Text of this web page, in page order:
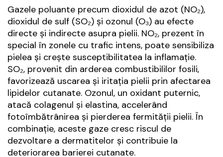
Gazele poluante precum dioxidul de azot (NO₂),
dioxidul de sulf (SO₂) și ozonul (O₃) au efecte
directe și indirecte asupra pielii. NO₂, prezent în
special în zonele cu trafic intens, poate sensibiliza
pielea și crește susceptibilitatea la inflamație.
SO₂, provenit din arderea combustibililor fosili,
favorizează uscarea și iritația pielii prin afectarea
lipidelor cutanate. Ozonul, un oxidant puternic,
atacă colagenul și elastina, accelerând
fotoîmbătrânirea și pierderea fermității pielii. În
combinație, aceste gaze cresc riscul de
dezvoltare a dermatitelor și contribuie la
deteriorarea barierei cutanate.